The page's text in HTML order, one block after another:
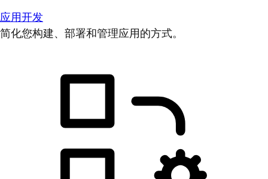
应用开发
简化您构建、部署和管理应用的方式。